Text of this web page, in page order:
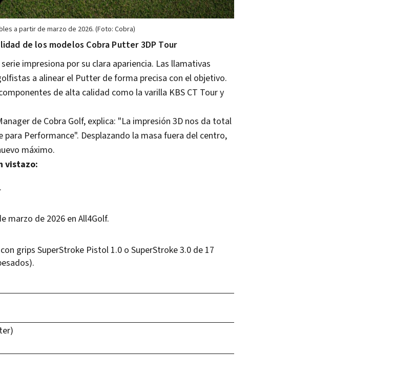
a partir de marzo de 2026. (Foto: Cobra)
de los modelos Cobra Putter 3DP Tour
impresiona por su clara apariencia. Las llamativas
a alinear el Putter de forma precisa con el objetivo.
de alta calidad como la varilla KBS CT Tour y
de Cobra Golf, explica: "La impresión 3D nos da total
Performance". Desplazando la masa fuera del centro,
máximo.
vistazo:
marzo de 2026 en All4Golf.
grips SuperStroke Pistol 1.0 o SuperStroke 3.0 de 17